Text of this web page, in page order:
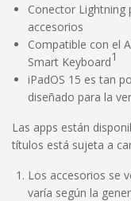
Conector Lightning
accesorios
Compatible con el
Smart Keyboard1
iPadOS 15 es tan
diseñado para la
Las apps están
títulos está sujeta a
Los accesorios se
varía según la